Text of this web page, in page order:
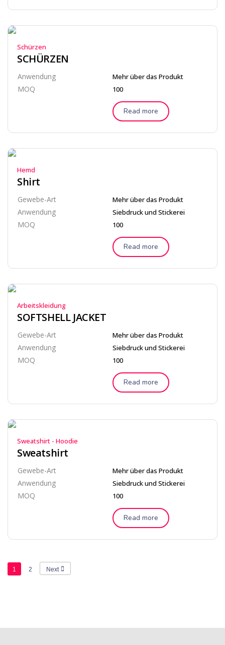
Schürzen
SCHÜRZEN
Anwendung Mehr über das Produkt
MOQ 100
Read more
Hemd
Shirt
Gewebe-Art Mehr über das Produkt
Anwendung Siebdruck und Stickerei
MOQ 100
Read more
Arbeitskleidung
SOFTSHELL JACKET
Gewebe-Art Mehr über das Produkt
Anwendung Siebdruck und Stickerei
MOQ 100
Read more
Sweatshirt - Hoodie
Sweatshirt
Gewebe-Art Mehr über das Produkt
Anwendung Siebdruck und Stickerei
MOQ 100
Read more
1 2 Next